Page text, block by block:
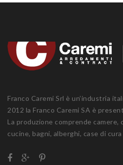
Franco Caremi Srl è un’industria
2012 la Franco Caremi SA è
La produzione comprende camere,
cucine, bagni, alberghi, case di